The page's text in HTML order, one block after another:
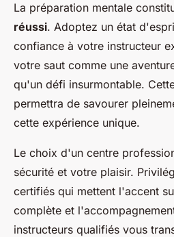
La préparation mentale
réussi. Adoptez un état
confiance à votre instructeur
votre saut comme une
qu'un défi insurmontable.
permettra de savourer
cette expérience unique.
Le choix d'un centre
sécurité et votre plaisir.
certifiés qui mettent l'accent
complète et
instructeurs qualifiés vous